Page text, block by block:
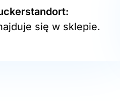
się w sklepie.